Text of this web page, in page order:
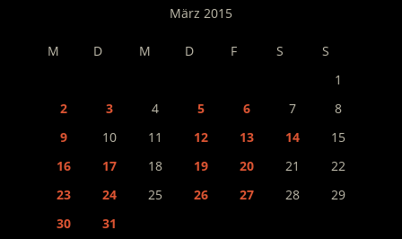
März 2015
M D M D F S
S
1
2
3 4 5 6 7
8
9
10 11 12 13 14
15
16
17 18 19 20 21
22
23
24 25 26 27 28
29
30
31